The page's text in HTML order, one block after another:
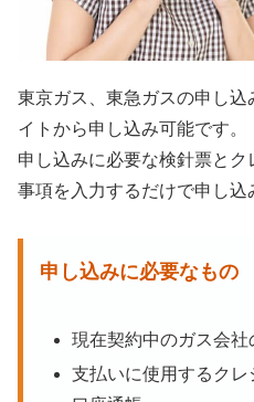
東京ガス、東急ガスの申し
イトから申し込み可能です。
申し込みに必要な検針票と
事項を入力するだけで申し込
申し込みに必要なもの
現在契約中のガス会社
支払いに使用するク